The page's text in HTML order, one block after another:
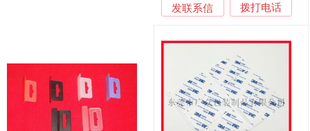
发联系信 拨打电话